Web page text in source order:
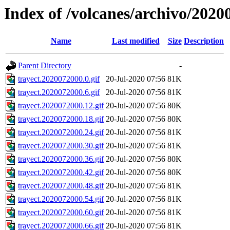
Index of /volcanes/archivo/
Name Last modified Size Description
Parent Directory
-
trayect.2020072000.0.gif
20-Jul-2020 07:56 81K
trayect.2020072000.6.gif
20-Jul-2020 07:56 81K
trayect.2020072000.12.gif 20-Jul-2020 07:56 80K
trayect.2020072000.18.gif 20-Jul-2020 07:56 80K
trayect.2020072000.24.gif 20-Jul-2020 07:56 81K
trayect.2020072000.30.gif 20-Jul-2020 07:56 81K
trayect.2020072000.36.gif 20-Jul-2020 07:56 80K
trayect.2020072000.42.gif 20-Jul-2020 07:56 80K
trayect.2020072000.48.gif 20-Jul-2020 07:56 81K
trayect.2020072000.54.gif 20-Jul-2020 07:56 81K
trayect.2020072000.60.gif 20-Jul-2020 07:56 81K
trayect.2020072000.66.gif 20-Jul-2020 07:56 81K